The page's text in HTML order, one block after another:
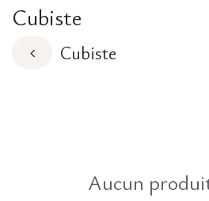
Cubiste
Cubiste
Aucun